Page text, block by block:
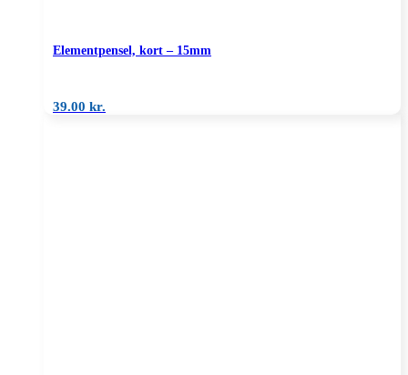
Elementpensel, kort – 15mm
39.00 kr.